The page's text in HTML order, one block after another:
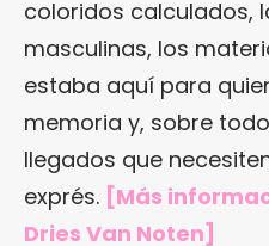
coloridos calculados,
masculinas, los
estaba aquí para
memoria y, sobre
llegados que
exprés. [Más
Dries Van Noten]